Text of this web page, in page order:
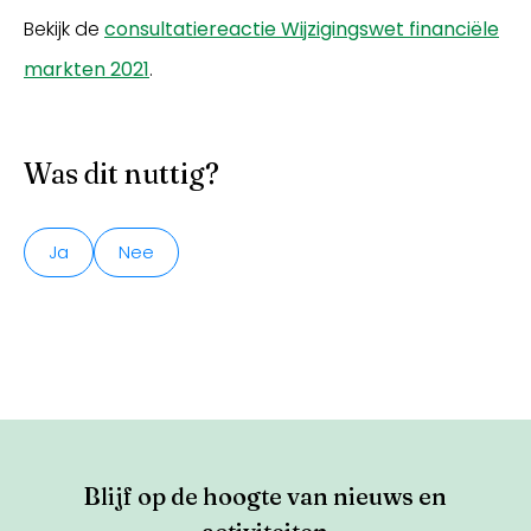
Bekijk de consultatiereactie Wijzigingswet financiële
markten 2021.
Was dit nuttig?
Ja Nee
Blijf op de hoogte van nieuws en